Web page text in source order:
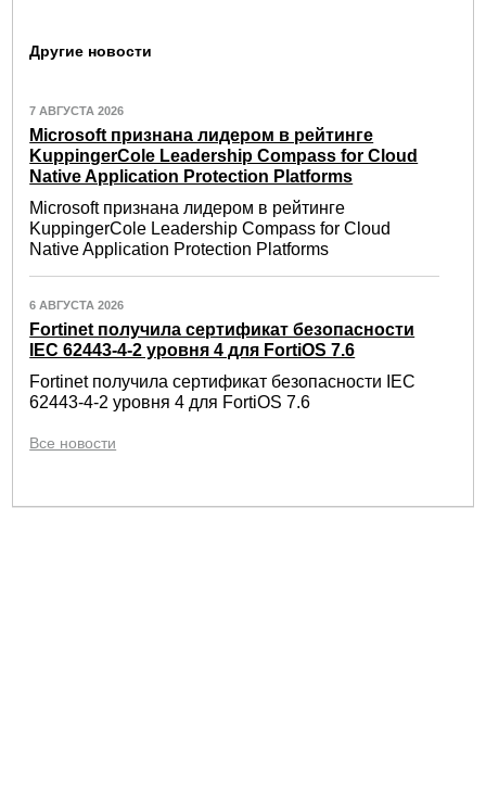
Другие новости
7 АВГУСТА 2026
Microsoft признана лидером в рейтинге
KuppingerCole Leadership Compass for Cloud
Native Application Protection Platforms
Microsoft признана лидером в рейтинге
KuppingerCole Leadership Compass for Cloud
Native Application Protection Platforms
6 АВГУСТА 2026
Fortinet получила сертификат безопасности
IEC 62443-4-2 уровня 4 для FortiOS 7.6
Fortinet получила сертификат безопасности IEC
62443-4-2 уровня 4 для FortiOS 7.6
Все новости